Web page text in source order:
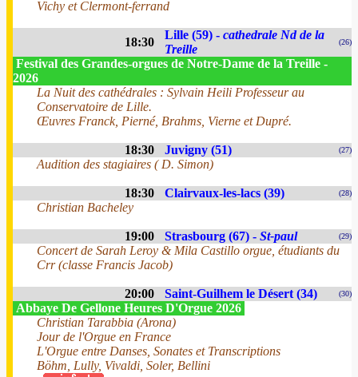
Vichy et Clermont-ferrand
18:30
Lille (59) - cathedrale Nd de la
Treille
(26)
Festival des Grandes-orgues de Notre-Dame de la Treille -
2026
La Nuit des cathédrales : Sylvain Heili Professeur au
Conservatoire de Lille.
Œuvres Franck, Pierné, Brahms, Vierne et Dupré.
18:30 Juvigny (51) (27)
Audition des stagiaires ( D. Simon)
18:30 Clairvaux-les-lacs (39) (28)
Christian Bacheley
19:00 Strasbourg (67) - St-paul (29)
Concert de Sarah Leroy & Mila Castillo orgue, étudiants du
Crr (classe Francis Jacob)
20:00 Saint-Guilhem le Désert (34) (30)
Abbaye De Gellone Heures D'Orgue 2026
Christian Tarabbia (Arona)
Jour de l'Orgue en France
L'Orgue entre Danses, Sonates et Transcriptions
Böhm, Lully, Vivaldi, Soler, Bellini